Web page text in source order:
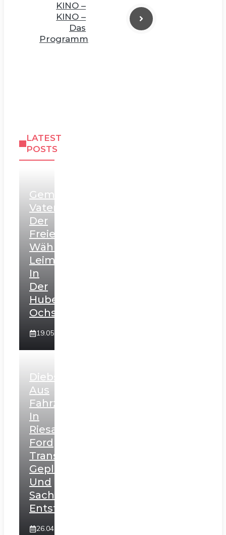
KINO –
KINO –
Das
Programm
LATEST
POSTS
Gemütliches
Vatertagsfest
Der
Freien
Wähler
Leimen
In
Der
Hubertusklause
Ochsenbach
19.05.26
Diebstahl
Aus
Fahrzeug
In
Riesa:
Ford
Transit
Geplündert
Und
Sachschaden
Entstanden
26.04.26